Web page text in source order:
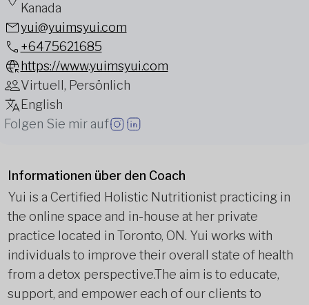
Kanada
yui@yuimsyui.com
+6475621685
https://www.yuimsyui.com
Virtuell, Persönlich
English
Folgen Sie mir auf
Informationen über den Coach
Yui is a Certified Holistic Nutritionist practicing in
the online space and in-house at her private
practice located in Toronto, ON. Yui works with
individuals to improve their overall state of health
from a detox perspective.The aim is to educate,
support, and empower each of our clients to